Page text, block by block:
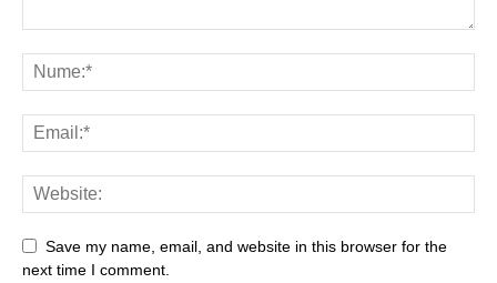
Save my name, email, and website in this browser for the
next time I comment.